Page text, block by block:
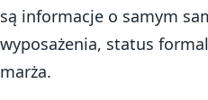
są informacje o samym
wyposażenia, status
marża.